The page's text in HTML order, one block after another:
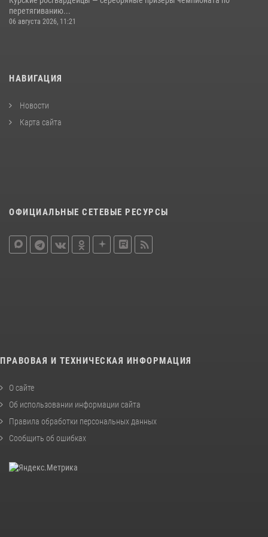
перетягиванию...
06 августа 2026, 11:21
НАВИГАЦИЯ
Новости
Карта сайта
ОФИЦИАЛЬНЫЕ СЕТЕВЫЕ РЕСУРСЫ
ПРАВОВАЯ И ТЕХНИЧЕСКАЯ ИНФОРМАЦИЯ
О сайте
Об использовании информации сайта
Правила обработки персональных данных
Сообщить об ошибках